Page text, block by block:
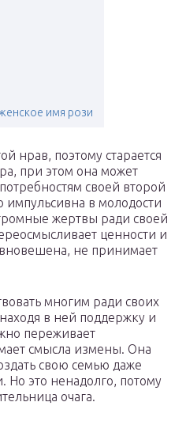
имя рози
нрав, поэтому старается
при этом она может
своей второй
в молодости
жертвы ради своей
ценности и
не принимает
многим ради своих
в ней поддержку и
переживает
смысла измены. Она
свою семью даже
Но это ненадолго, потому
очага.